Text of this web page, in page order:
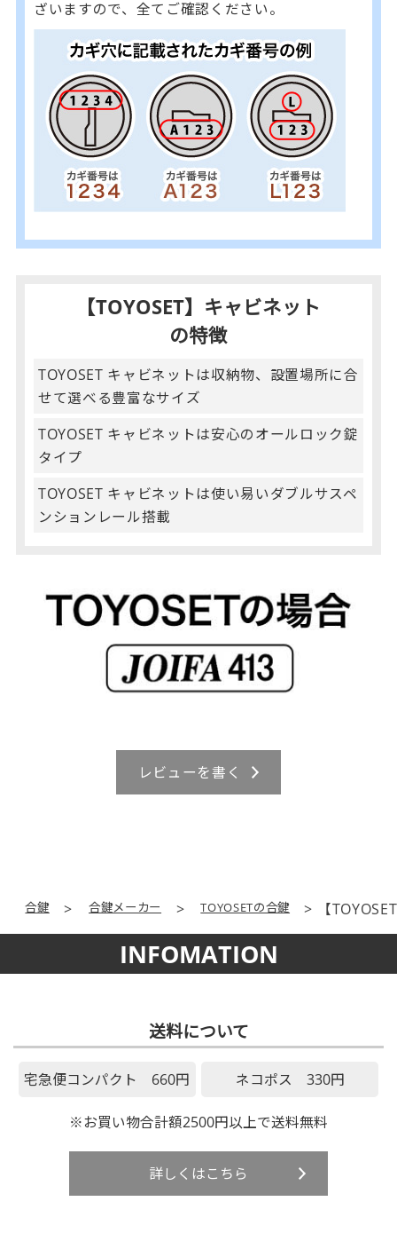
ざいますので、全てご確認ください。
【TOYOSET】キャビネット
の特徴
TOYOSET キャビネットは収納物、設置場所に合
せて選べる豊富なサイズ
TOYOSET キャビネットは安心のオールロック錠
タイプ
TOYOSET キャビネットは使い易いダブルサスペ
ンションレール搭載
レビューを書く
合鍵 合鍵メーカー TOYOSETの合鍵 【
INFOMATION
送料について
宅急便コンパクト 660円 ネコポス 330円
※お買い物合計額2500円以上で送料無料
詳しくはこちら